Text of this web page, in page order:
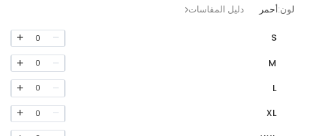
لون:أحمر دليل المقاسات
S
0
M
0
L
0
XL
0